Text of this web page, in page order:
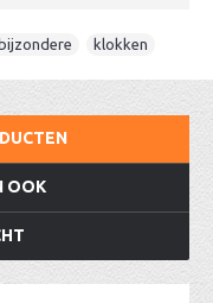
bijzondere klokken
OOK